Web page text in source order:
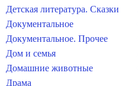
Детская литература. Сказки
Документальное
Документальное. Прочее
Дом и семья
Домашние животные
Драма